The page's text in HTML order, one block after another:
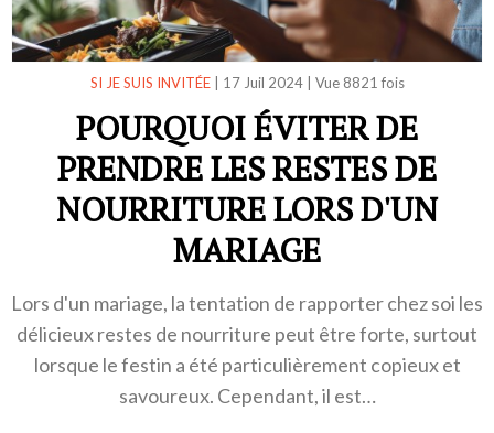
SI JE SUIS INVITÉE| 17 Juil 2024| Vue 8821 fois
POURQUOI ÉVITER DE
PRENDRE LES RESTES DE
NOURRITURE LORS D'UN
MARIAGE
Lors d'un mariage, la tentation de rapporter chez soi les
délicieux restes de nourriture peut être forte, surtout
lorsque le festin a été particulièrement copieux et
savoureux. Cependant, il est…